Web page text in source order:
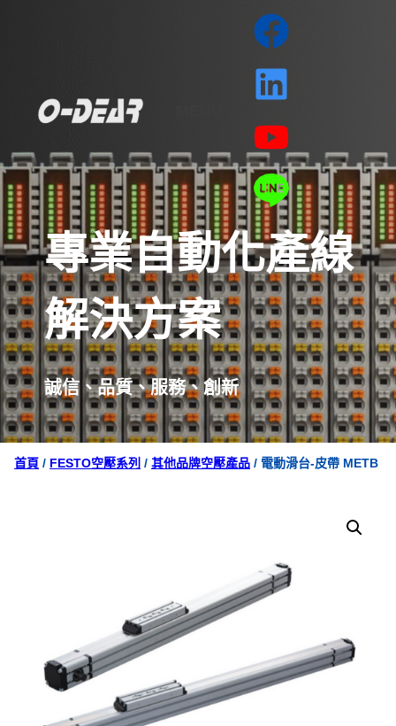
專業自動化產線
解決方案
誠信、品質、服務、創新
首頁 / FESTO空壓系列 / 其他品牌空壓產品 / 電動滑台-皮帶 METB